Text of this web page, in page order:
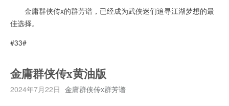
金庸群侠传x的群芳谱，已经成为武侠迷们追寻江湖梦想的最
佳选择。
#33#
金庸群侠传x黄油版
2024年7月22日 金庸群侠传x群芳谱